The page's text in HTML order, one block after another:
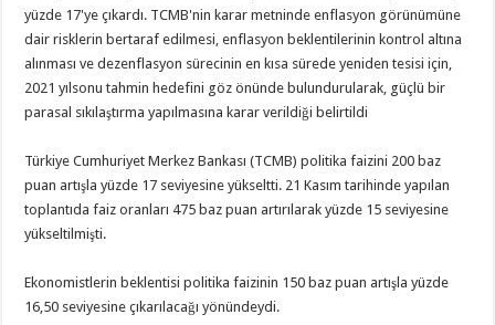
yüzde 17'ye çıkardı. TCMB'nin karar metninde enflasyon görünümüne
dair risklerin bertaraf edilmesi, enflasyon beklentilerinin kontrol altına
alınması ve dezenflasyon sürecinin en kısa sürede yeniden tesisi için,
2021 yılsonu tahmin hedefini göz önünde bulundurularak, güçlü bir
parasal sıkılaştırma yapılmasına karar verildiği belirtildi
Türkiye Cumhuriyet Merkez Bankası (TCMB) politika faizini 200 baz
puan artışla yüzde 17 seviyesine yükseltti. 21 Kasım tarihinde yapılan
toplantıda faiz oranları 475 baz puan artırılarak yüzde 15 seviyesine
yükseltilmişti.
Ekonomistlerin beklentisi politika faizinin 150 baz puan artışla yüzde
16,50 seviyesine çıkarılacağı yönündeydi.